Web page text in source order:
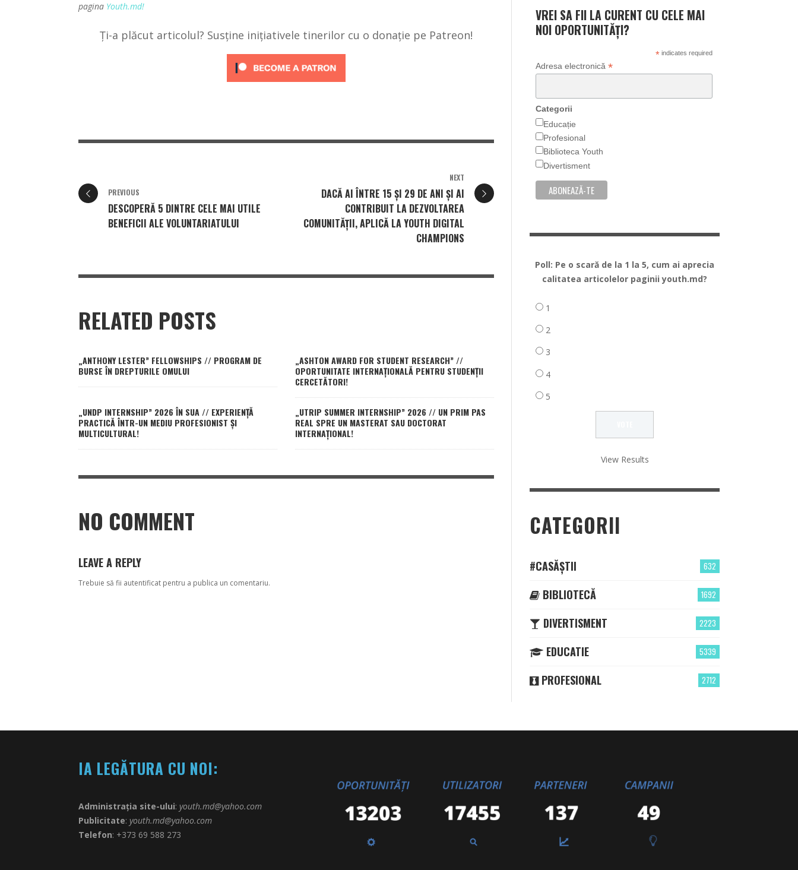
pagina Youth.md!
Ți-a plăcut articolul? Susține inițiativele tinerilor cu o donație pe Patreon!
PREVIOUS
DESCOPERĂ 5 DINTRE CELE MAI UTILE
BENEFICII ALE VOLUNTARIATULUI
NEXT
DACĂ AI ÎNTRE 15 ȘI 29 DE ANI ȘI AI
CONTRIBUIT LA DEZVOLTAREA
COMUNITĂȚII, APLICĂ LA YOUTH DIGITAL
CHAMPIONS
RELATED POSTS
„ANTHONY LESTER” FELLOWSHIPS // PROGRAM DE
BURSE ÎN DREPTURILE OMULUI
„ASHTON AWARD FOR STUDENT RESEARCH” //
OPORTUNITATE INTERNAȚIONALĂ PENTRU STUDENȚII
CERCETĂTORI!
„UNDP INTERNSHIP” 2026 ÎN SUA // EXPERIENȚĂ
PRACTICĂ ÎNTR-UN MEDIU PROFESIONIST ȘI
MULTICULTURAL!
„UTRIP SUMMER INTERNSHIP” 2026 // UN PRIM PAS
REAL SPRE UN MASTERAT SAU DOCTORAT
INTERNAȚIONAL!
NO COMMENT
LEAVE A REPLY
Trebuie să fii autentificat pentru a publica un comentariu.
VREI SA FII LA CURENT CU CELE MAI
NOI OPORTUNITĂȚI?
*indicates required
Adresa electronică *
Categorii
Educație
Profesional
Biblioteca Youth
Divertisment
Poll: Pe o scară de la 1 la 5, cum ai aprecia
calitatea articolelor paginii youth.md?
1
2
3
4
5
View Results
CATEGORII
632
#CASĂȘTII
1692
BIBLIOTECĂ
2223
DIVERTISMENT
5339
EDUCATIE
2712
PROFESIONAL
IA LEGĂTURA CU NOI:
Administrația site-ului: youth.md@yahoo.com
Publicitate: youth.md@yahoo.com
Telefon: +373 69 588 273